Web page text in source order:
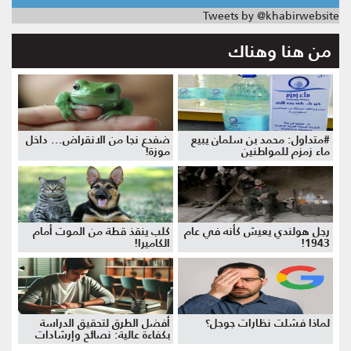
Tweets by @khabirwebsite
من هنا وهناك
#متداول: محمد بن سلمان يبيع
ماء زمزم للمواطنين
ضفدع نجا من الانقراض... داخل
موزة!
رجل هولندي يعيش كأنه في عام
1943!
كلب ينقذ قطة من الموت أمام
الكاميرا!
لماذا فشلت نظارات جوجل؟ أفضل الطرق لتحقيق الدراسة
بكفاءة عالية: نصائح وإرشادات